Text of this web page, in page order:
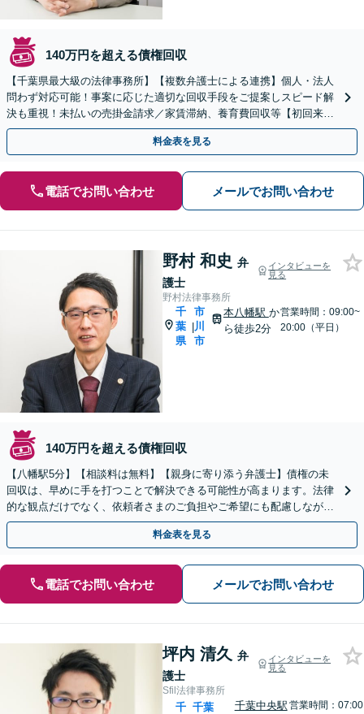
140万円を超える債権回収
【千葉県最大級の法律事務所】【複数弁護士による連携】個人・法人
問わず対応可能！事案に応じた適切な回収手段をご提案しスピード解
決も重視！未払いの売掛金請求／家賃滞納、養育費回収等【初回来所
相談無料】【夜間・休日面談応相談】【千葉中央駅5分】
料金表を見る
電話でお問い合わせ メールでお問い合わせ
野村 和史 弁
護士
インタビューを
見る
野村法律事務所
千
葉
県
|
市
川
市
本八幡駅 か
ら徒歩2分
営業時間：09:00~
20:00（平日）
140万円を超える債権回収
【八幡駅5分】【相談料は無料】【親身に寄り添う弁護士】債権の未
回収は、早めに手を打つことで解決できる可能性が高まります。法律
的な観点だけでなく、依頼者さまのご負担やご希望にも配慮しなが
ら、より良い解決策をご提案します。ぜひご相談ください。
料金表を見る
電話でお問い合わせ メールでお問い合わせ
坪内 清久 弁
護士
インタビューを
見る
Sfil法律事務所
千 千葉
千葉中央駅 営業時間：07:00